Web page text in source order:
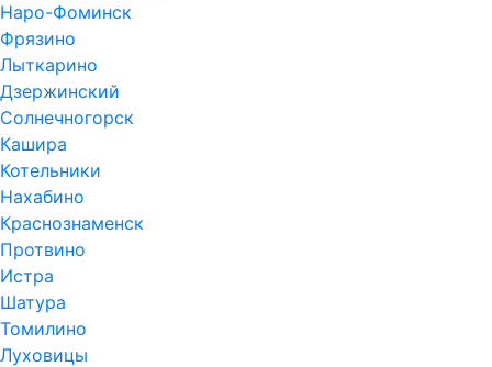
Наро-Фоминск
Фрязино
Лыткарино
Дзержинский
Солнечногорск
Кашира
Котельники
Нахабино
Краснознаменск
Протвино
Истра
Шатура
Томилино
Луховицы